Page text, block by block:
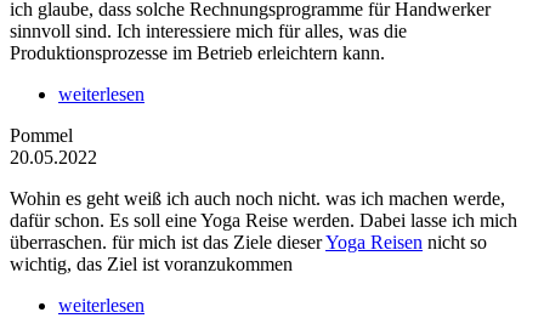
ich glaube, dass solche Rechnungsprogramme für Handwerker
sinnvoll sind. Ich interessiere mich für alles, was die
Produktionsprozesse im Betrieb erleichtern kann.
weiterlesen
Pommel
20.05.2022
Wohin es geht weiß ich auch noch nicht. was ich machen werde,
dafür schon. Es soll eine Yoga Reise werden. Dabei lasse ich mich
überraschen. für mich ist das Ziele dieserYoga Reisen nicht so
wichtig, das Ziel ist voranzukommen
weiterlesen